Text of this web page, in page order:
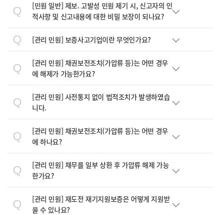
Q [민원 일반] 제보. 고발성 민원 제기 시, 신고자의 인
적사항 및 신고내용에 대한 비밀 보장이 되나요?
Q [관리 민원] 보증사고기업이란 무엇인가요?
Q [관리 민원] 채권보전조치(가압류 등)는 어떤 경우
에 해제가 가능한가요?
Q [관리 민원] 사전통지 없이 법적조치가 발생하였습
니다.
Q [관리 민원] 채권보전조치(가압류 등)는 어떤 경우
에 하나요?
Q [관리 민원] 채무를 일부 상환 후 가압류 해제 가능
한가요?
Q [관리 민원] 재도전 재기지원보증은 어떻게 지원받
을 수 있나요?